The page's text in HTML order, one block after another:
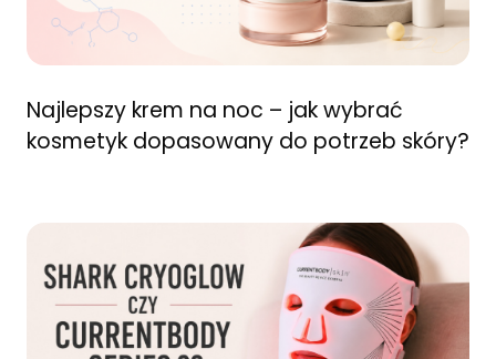
Najlepszy krem na noc – jak wybrać
kosmetyk dopasowany do potrzeb skóry?